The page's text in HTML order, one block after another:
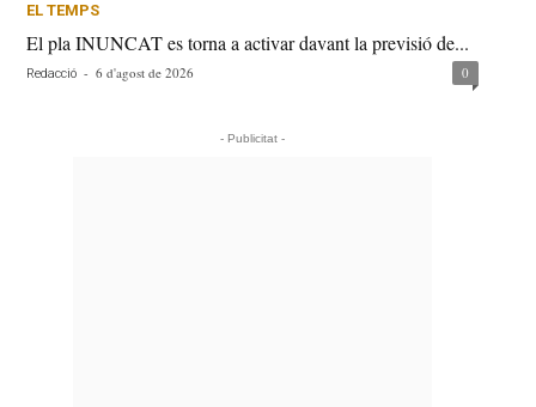
EL TEMPS
El pla INUNCAT es torna a activar davant la previsió de...
Redacció - 6 d'agost de 2026 0
- Publicitat -